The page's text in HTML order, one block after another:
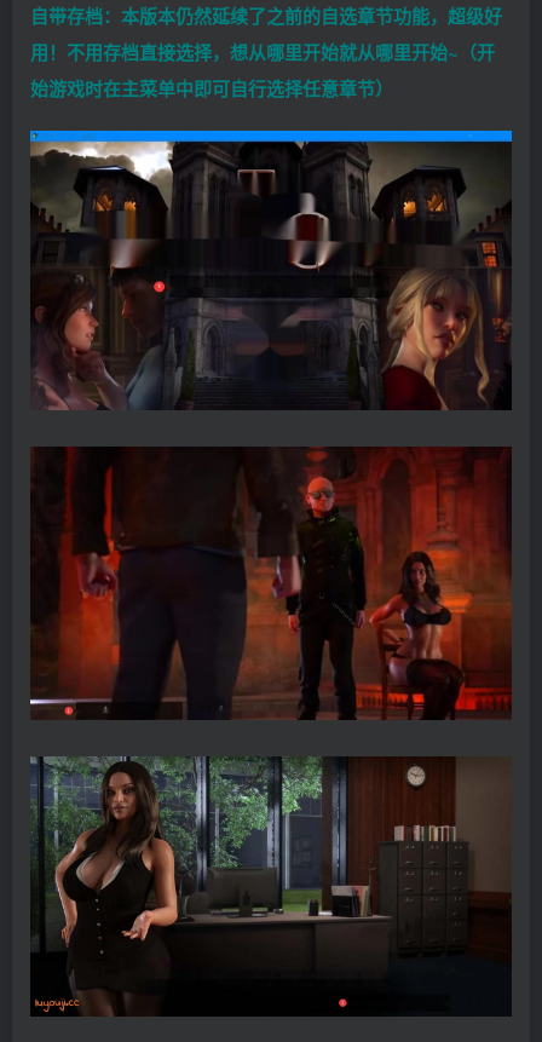
自带存档：本版本仍然延续了之前的自选章节功能，超级好
用！不用存档直接选择，想从哪里开始就从哪里开始~（开
始游戏时在主菜单中即可自行选择任意章节）